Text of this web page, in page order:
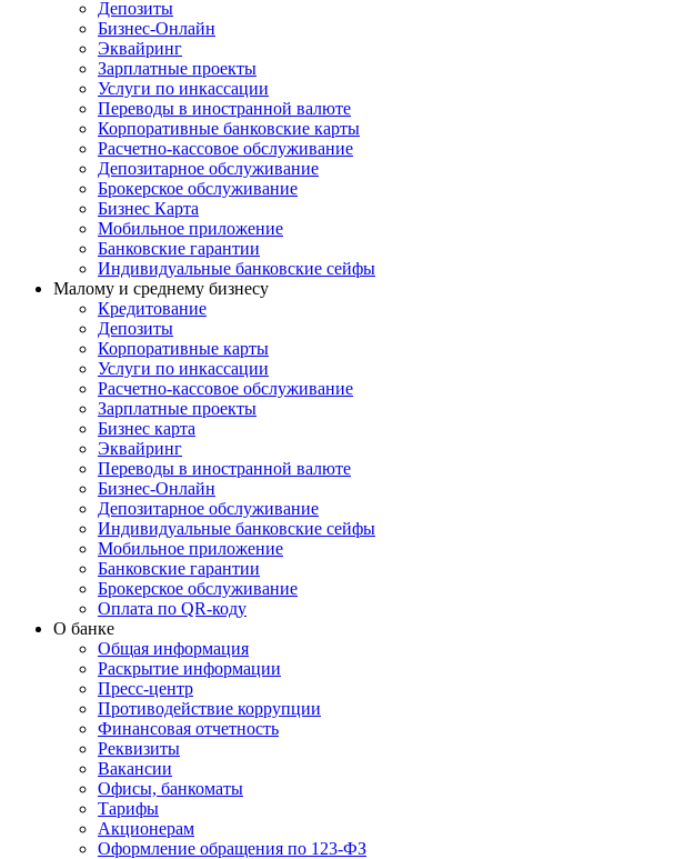
Депозиты
Бизнес-Онлайн
Эквайринг
Зарплатные проекты
Услуги по инкассации
Переводы в иностранной валюте
Корпоративные банковские карты
Расчетно-кассовое обслуживание
Депозитарное обслуживание
Брокерское обслуживание
Бизнес Карта
Мобильное приложение
Банковские гарантии
Индивидуальные банковские сейфы
Малому и среднему бизнесу
Кредитование
Депозиты
Корпоративные карты
Услуги по инкассации
Расчетно-кассовое обслуживание
Зарплатные проекты
Бизнес карта
Эквайринг
Переводы в иностранной валюте
Бизнес-Онлайн
Депозитарное обслуживание
Индивидуальные банковские сейфы
Мобильное приложение
Банковские гарантии
Брокерское обслуживание
Оплата по QR-коду
О банке
Общая информация
Раскрытие информации
Пресс-центр
Противодействие коррупции
Финансовая отчетность
Реквизиты
Вакансии
Офисы, банкоматы
Тарифы
Акционерам
Оформление обращения по 123-ФЗ